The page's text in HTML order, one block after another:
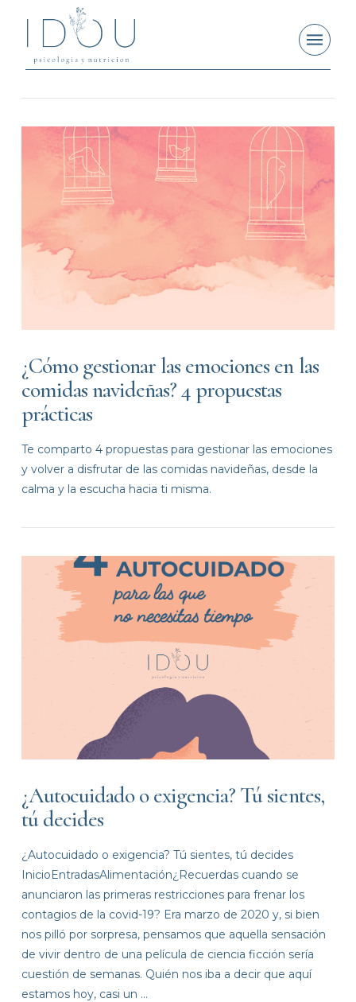
¿Cómo gestionar las emociones en las
comidas navideñas? 4 propuestas
prácticas
Te comparto 4 propuestas para gestionar las emociones
y volver a disfrutar de las comidas navideñas, desde la
calma y la escucha hacia ti misma.
¿Autocuidado o exigencia? Tú sientes,
tú decides
¿Autocuidado o exigencia? Tú sientes, tú decides
InicioEntradasAlimentación¿Recuerdas cuando se
anunciaron las primeras restricciones para frenar los
contagios de la covid-19? Era marzo de 2020 y, si bien
nos pilló por sorpresa, pensamos que aquella sensación
de vivir dentro de una película de ciencia ficción sería
cuestión de semanas. Quién nos iba a decir que aquí
estamos hoy, casi un …